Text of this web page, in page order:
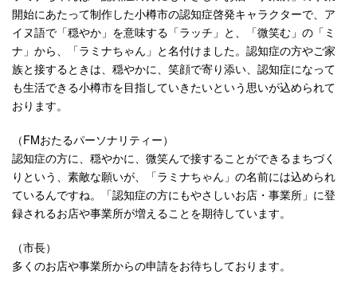
開始にあたって制作した小樽市の認知症啓発キャラクターで、ア
イヌ語で「穏やか」を意味する「ラッチ」と、「微笑む」の「ミ
ナ」から、「ラミナちゃん」と名付けました。認知症の方やご家
族と接するときは、穏やかに、笑顔で寄り添い、認知症になって
も生活できる小樽市を目指していきたいという思いが込められて
おります。
（FMおたるパーソナリティー）
認知症の方に、穏やかに、微笑んで接することができるまちづく
りという、素敵な願いが、「ラミナちゃん」の名前には込められ
ているんですね。「認知症の方にもやさしいお店・事業所」に登
録されるお店や事業所が増えることを期待しています。
（市長）
多くのお店や事業所からの申請をお待ちしております。